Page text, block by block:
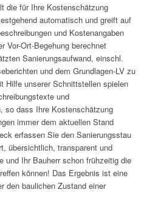
die für Ihre Kostenschätzung
automatisch und greift auf
und Kostenangaben
Vor-Ort-Begehung berechnet
Sanierungsaufwand, einschl.
und dem Grundlagen-LV zu
Hilfe unserer Schnittstellen spielen
und
so dass Ihre Kostenschätzung
immer dem aktuellen Stand
erfassen Sie den Sanierungsstau
übersichtlich, transparent und
und Ihr Bauherr schon frühzeitig die
können! Das Ergebnis ist eine
den baulichen Zustand einer